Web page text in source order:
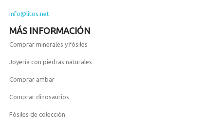
info@litos.net
MÁS INFORMACIÓN
Comprar minerales y fósiles
Joyería con piedras naturales
Comprar ambar
Comprar dinosaurios
Fósiles de colección